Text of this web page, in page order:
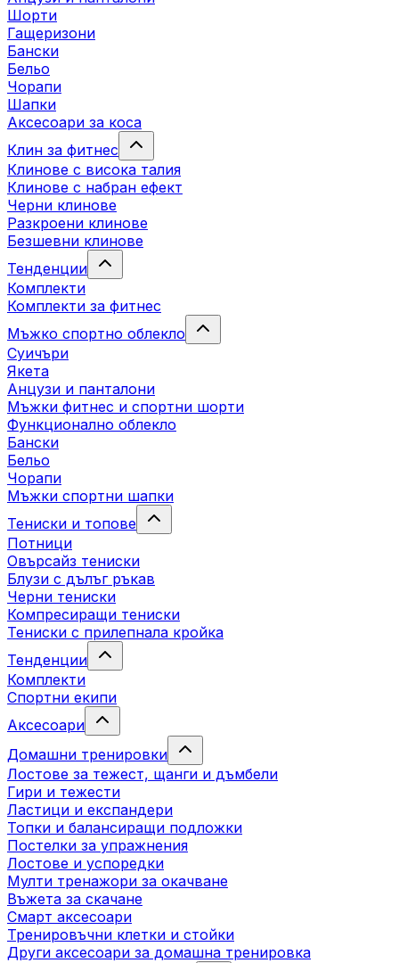
Шорти
Гащеризони
Бански
Бельо
Чорапи
Шапки
Аксесоари за коса
Клин за фитнес
Клинове с висока талия
Клинове с набран ефект
Черни клинове
Разкроени клинове
Безшевни клинове
Тенденции
Комплекти
Комплекти за фитнес
Мъжко спортно облекло
Суичъри
Якета
Aнцузи и панталони
Mъжки фитнес и спортни шорти
Функционално облекло
Бански
Бельо
Чорапи
Mъжки спортни шапки
Тениски и топове
Потници
Овърсайз тениски
Блузи с дълъг ръкав
Черни тениски
Компресиращи тениски
Тениски с прилепнала кройка
Тенденции
Комплекти
Спортни екипи
Аксесоари
Домашни тренировки
Лостове за тежест, щанги и дъмбели
Гири и тежести
Ластици и експандери
Топки и балансиращи подложки
Постелки за упражнения
Лостове и успоредки
Мулти тренажори за окачване
Въжета за скачане
Смарт аксесоари
Тренировъчни клетки и стойки
Други аксесоари за домашна тренировка